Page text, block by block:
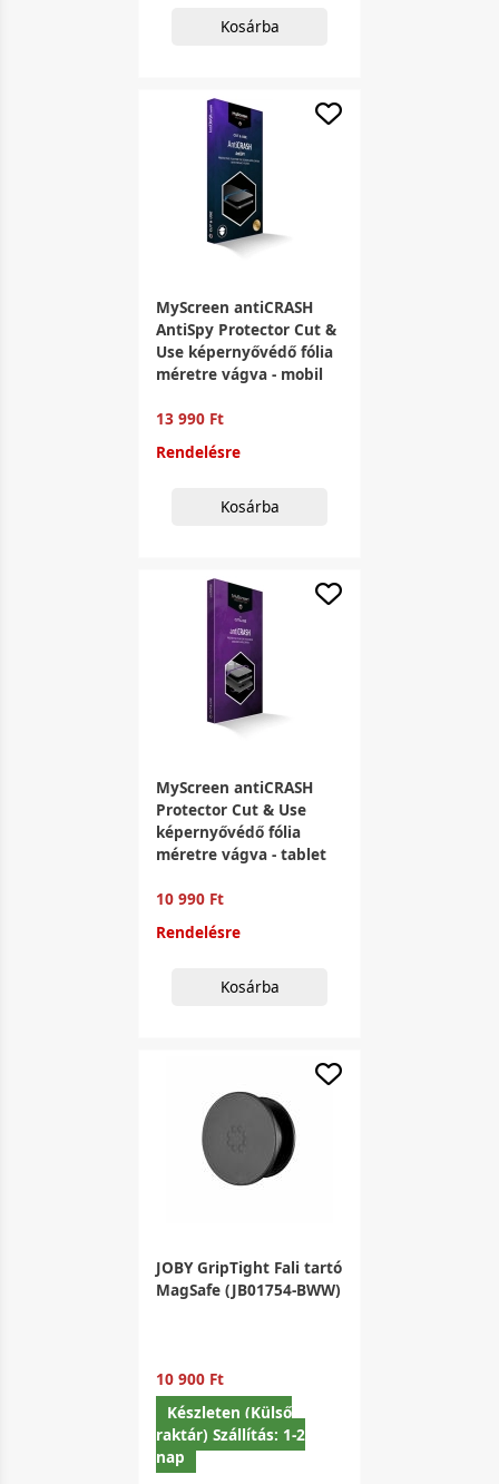
Kosárba
MyScreen antiCRASH
AntiSpy Protector Cut &
Use képernyővédő fólia
méretre vágva - mobil
13 990 Ft
Rendelésre
Kosárba
MyScreen antiCRASH
Protector Cut & Use
képernyővédő fólia
méretre vágva - tablet
10 990 Ft
Rendelésre
Kosárba
JOBY GripTight Fali tartó
MagSafe (JB01754-BWW)
10 900 Ft
Készleten (Külső
raktár) Szállítás: 1-2
nap